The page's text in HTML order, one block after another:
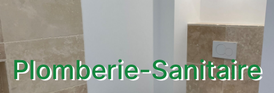
Plomberie-Sanitaire